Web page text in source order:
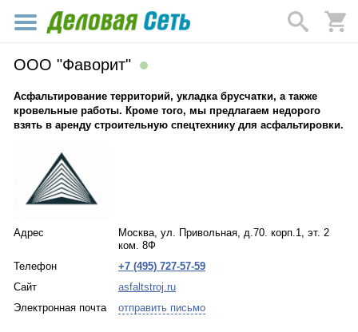
ООО "Фаворит"
Асфальтирование территорий, укладка брусчатки, а также
кровельные работы. Кроме того, мы предлагаем недорого
взять в аренду строительную спецтехнику для асфальтировки.
Адрес
Москва, ул. Привольная, д.70. корп.1, эт. 2
ком. 8Ф
Телефон
+7 (495) 727-57-59
Сайт
asfaltstroj.ru
Электронная почта
отправить письмо